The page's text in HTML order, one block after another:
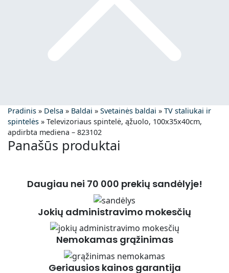
Pradinis » Delsa » Baldai » Svetainės baldai » TV staliukai ir
spintelės » Televizoriaus spintelė, ąžuolo, 100x35x40cm,
apdirbta mediena – 823102
Panašūs produktai
Daugiau nei 70 000 prekių sandėlyje!
Jokių administravimo mokesčių
Nemokamas grąžinimas
Geriausios kainos garantija